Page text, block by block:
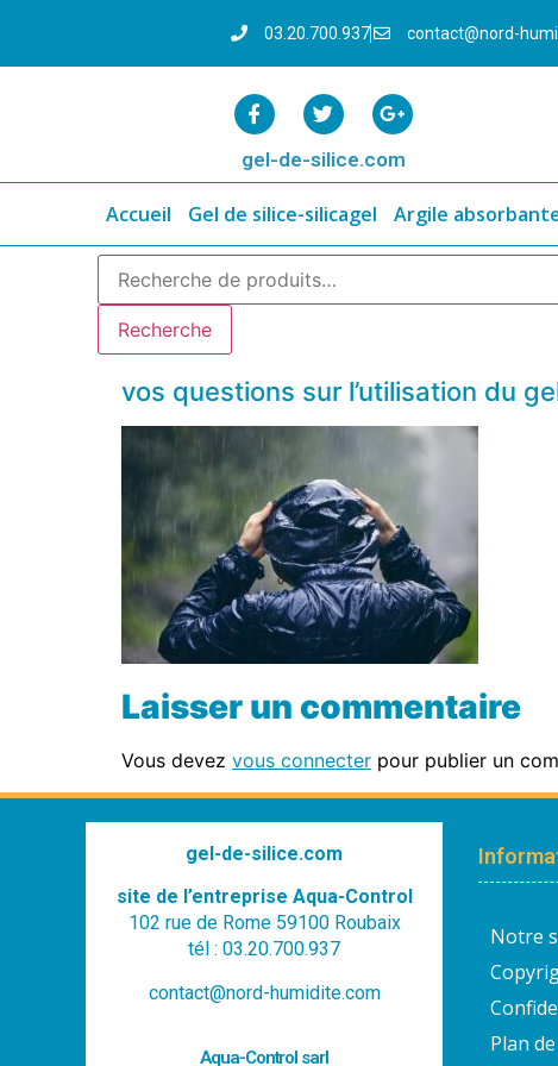
03.20.700.937 contact@nord-
gel-de-silice.com
Accueil Gel de silice-silicagel Argile
Recherche
vos questions sur l’utilisation du
Laisser un commentaire
Vous devez vous connecter pour publier un
gel-de-silice.com
site de l’entreprise Aqua-Control
102 rue de Rome 59100 Roubaix
tél : 03.20.700.937
contact@nord-humidite.com
Aqua-Control sarl
Notre
Plan